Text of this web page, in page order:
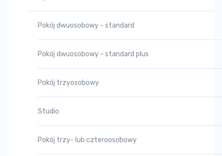
Pokój dwuosobowy - standard
Pokój dwuosobowy - standard plus
Pokój trzyosobowy
Studio
Pokój trzy- lub czteroosobowy